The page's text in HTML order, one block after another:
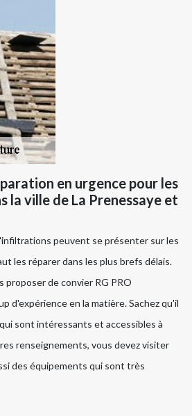
en urgence pour les
la ville de La Prenessaye et
peuvent se présenter sur les
les réparer dans les plus brefs délais.
proposer de convier RG PRO
d'expérience en la matière. Sachez qu'il
sont intéressants et accessibles à
renseignements, vous devez visiter
des équipements qui sont très